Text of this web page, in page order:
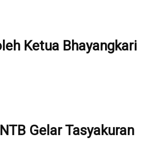
Ketua Bhayangkari
Gelar Tasyakuran